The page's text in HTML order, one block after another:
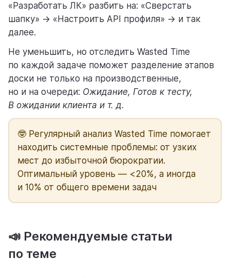
«Разработать ЛК» разбить на: «Сверстать
шапку» → «Настроить API профиля» → и так
далее.
Не уменьшить, но отследить Wasted Time
по каждой задаче поможет разделение этапов
доски не только на производственные,
но и на очереди: Ожидание, Готов к тесту,
В ожидании клиента и т. д.
🤓 Регулярный анализ Wasted Time помогает
находить системные проблемы: от узких
мест до избыточной бюрократии.
Оптимальный уровень — <20%, а иногда
и 10% от общего времени задач
📣 Рекомендуемые статьи
по теме